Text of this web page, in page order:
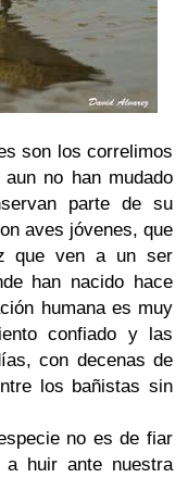
son los correlimos
no han mudado
parte de su
aves jóvenes, que
que ven a un ser
han nacido hace
humana es muy
confiado y las
con decenas de
los bañistas sin
no es de fiar
huir ante nuestra